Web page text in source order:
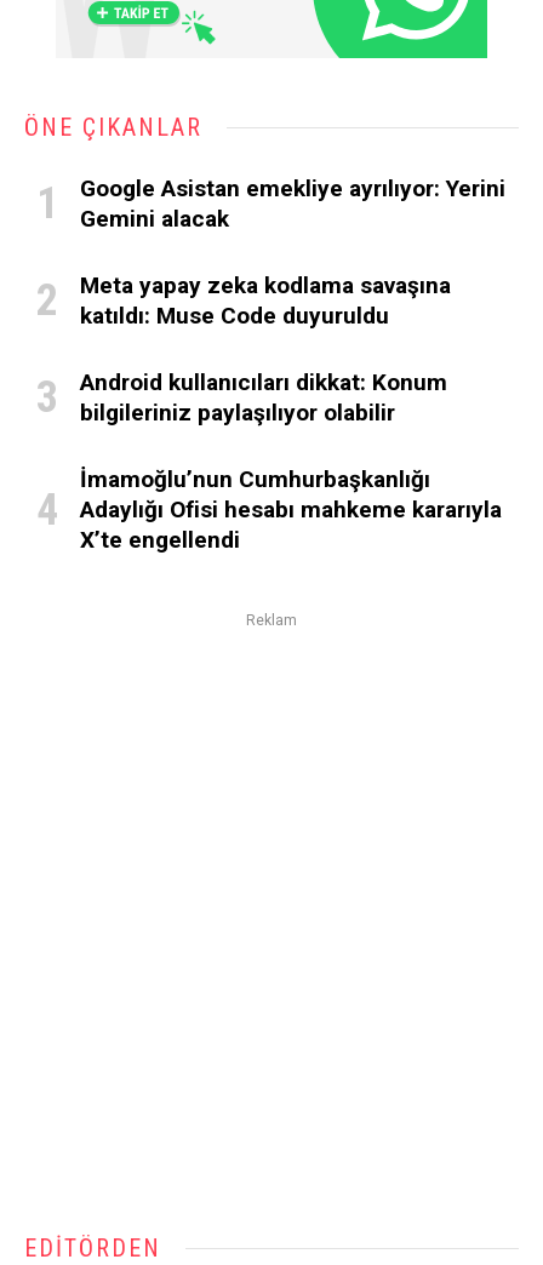
ÖNE ÇIKANLAR
Google Asistan emekliye ayrılıyor: Yerini
Gemini alacak
Meta yapay zeka kodlama savaşına
katıldı: Muse Code duyuruldu
Android kullanıcıları dikkat: Konum
bilgileriniz paylaşılıyor olabilir
İmamoğlu’nun Cumhurbaşkanlığı
Adaylığı Ofisi hesabı mahkeme kararıyla
X’te engellendi
Reklam
EDITÖRDEN